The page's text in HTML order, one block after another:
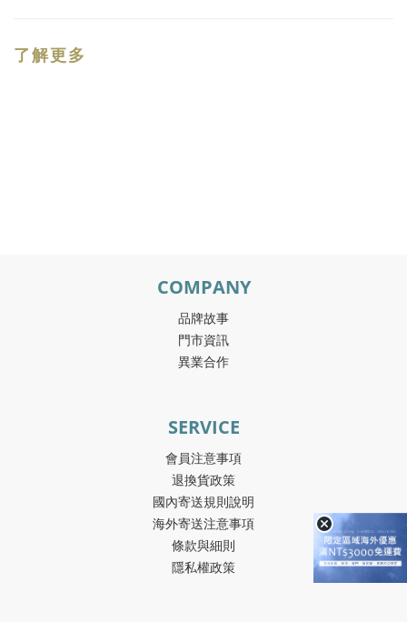
了解更多
COMPANY
品牌故事
門市資訊
異業合作
SERVICE
會員注意事項
退換貨政策
國內寄送規則說明
海外寄送注意事項
條款與細則
隱私權政策